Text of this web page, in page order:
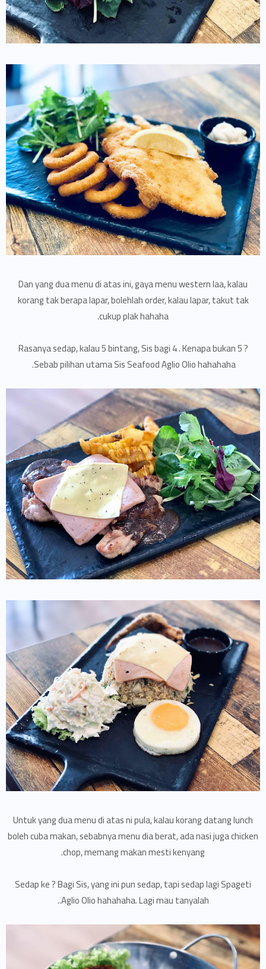
Dan yang dua menu di atas ini, gaya menu western laa, kalau
korang tak berapa lapar, bolehlah order, kalau lapar, takut tak
cukup plak hahaha.
Rasanya sedap, kalau 5 bintang, Sis bagi 4 . Kenapa bukan 5 ?
Sebab pilihan utama Sis Seafood Aglio Olio hahahaha.
Untuk yang dua menu di atas ni pula, kalau korang datang lunch
boleh cuba makan, sebabnya menu dia berat, ada nasi juga chicken
chop, memang makan mesti kenyang.
Sedap ke ? Bagi Sis, yang ini pun sedap, tapi sedap lagi Spageti
Aglio Olio hahahaha. Lagi mau tanyalah..